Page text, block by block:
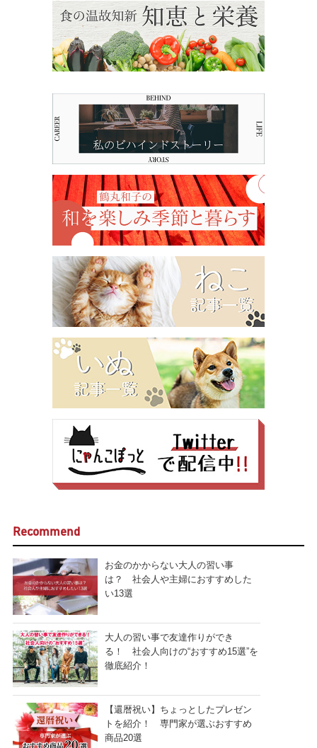
Recommend
お金のかからない大人の習い事
は？ 社会人や主婦におすすめした
い13選
大人の習い事で友達作りができ
る！ 社会人向けの“おすすめ15選”を
徹底紹介！
【還暦祝い】ちょっとしたプレゼン
トを紹介！ 専門家が選ぶおすすめ
商品20選